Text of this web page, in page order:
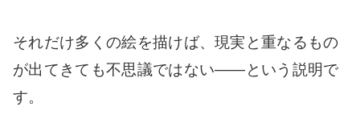
それだけ多くの絵を描けば、現実と重なるもの
が出てきても不思議ではない――という説明で
す。